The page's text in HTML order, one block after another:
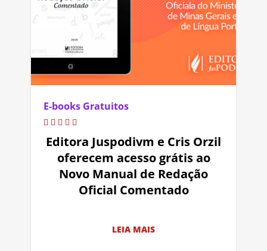
E-books Gratuitos
Editora Juspodivm e Cris Orzil
oferecem acesso grátis ao
Novo Manual de Redação
Oficial Comentado
LEIA MAIS